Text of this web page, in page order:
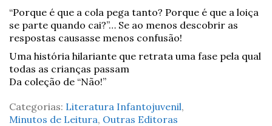
“Porque é que a cola pega tanto? Porque é que a loiça
se parte quando cai?”… Se ao menos descobrir as
respostas causasse menos confusão!
Uma história hilariante que retrata uma fase pela qual
todas as crianças passam
Da coleção de “Não!”
Categorias: Literatura Infantojuvenil,
Minutos de Leitura, Outras Editoras